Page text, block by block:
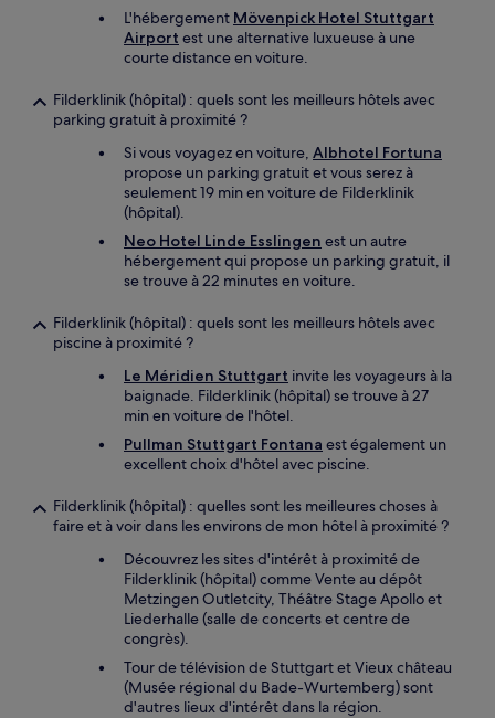
L'hébergement Mövenpick Hotel Stuttgart
Airport est une alternative luxueuse à une
courte distance en voiture.
Filderklinik (hôpital) : quels sont les meilleurs hôtels avec
parking gratuit à proximité ?
Si vous voyagez en voiture, Albhotel Fortuna
propose un parking gratuit et vous serez à
seulement 19 min en voiture de Filderklinik
(hôpital).
Neo Hotel Linde Esslingen est un autre
hébergement qui propose un parking gratuit, il
se trouve à 22 minutes en voiture.
Filderklinik (hôpital) : quels sont les meilleurs hôtels avec
piscine à proximité ?
Le Méridien Stuttgart invite les voyageurs à la
baignade. Filderklinik (hôpital) se trouve à 27
min en voiture de l'hôtel.
Pullman Stuttgart Fontana est également un
excellent choix d'hôtel avec piscine.
Filderklinik (hôpital) : quelles sont les meilleures choses à
faire et à voir dans les environs de mon hôtel à proximité ?
Découvrez les sites d'intérêt à proximité de
Filderklinik (hôpital) comme Vente au dépôt
Metzingen Outletcity, Théâtre Stage Apollo et
Liederhalle (salle de concerts et centre de
congrès).
Tour de télévision de Stuttgart et Vieux château
(Musée régional du Bade-Wurtemberg) sont
d'autres lieux d'intérêt dans la région.